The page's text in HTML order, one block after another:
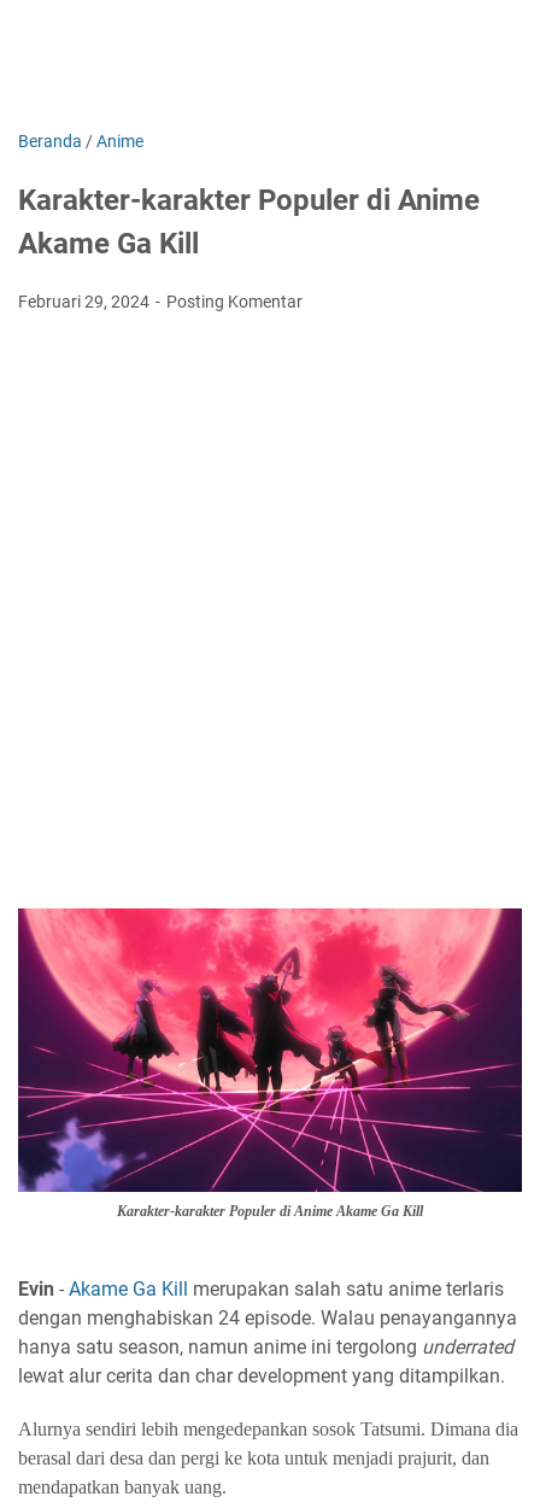
Beranda /Anime
Karakter-karakter Populer di Anime
Akame Ga Kill
Februari 29, 2024 Posting Komentar
Karakter-karakter Populer di Anime Akame Ga Kill
Evin - Akame Ga Kill merupakan salah satu anime terlaris
dengan menghabiskan 24 episode. Walau penayangannya
hanya satu season, namun anime ini tergolong underrated
lewat alur cerita dan char development yang ditampilkan.
Alurnya sendiri lebih mengedepankan sosok Tatsumi. Dimana dia
berasal dari desa dan pergi ke kota untuk menjadi prajurit, dan
mendapatkan banyak uang.